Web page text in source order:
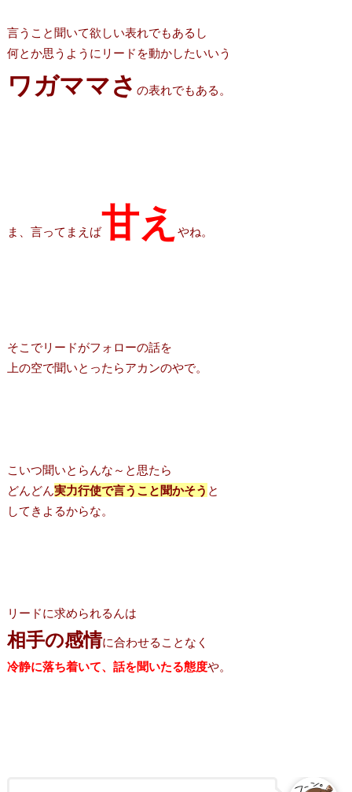
言うこと聞いて欲しい表れでもあるし
何とか思うようにリードを動かしたいいう
ワガママさ の表れでもある。
ま、言ってまえば甘え やね。
そこでリードがフォローの話を
上の空で聞いとったらアカンのやで。
こいつ聞いとらんな～と思たら
どんどん実力行使で言うこと聞かそう と
してきよるからな。
リードに求められるんは
相手の感情に合わせることなく
冷静に落ち着いて、話を聞いたる態度や。